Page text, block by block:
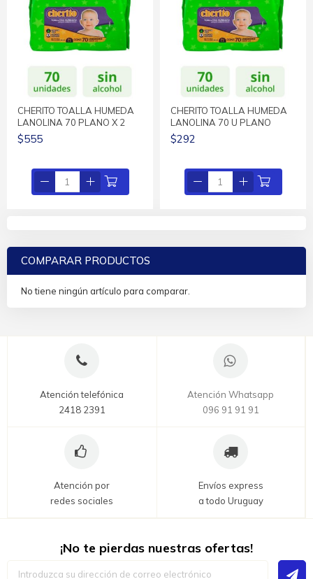
CHERITO TOALLA HUMEDA
LANOLINA 70 PLANO X 2
$555
CHERITO TOALLA HUMEDA
LANOLINA 70 U PLANO
$292
COMPARAR PRODUCTOS
No tiene ningún artículo para comparar.
Atención telefónica
2418 2391
Atención Whatsapp
096 91 91 91
Atención por
redes sociales
Envíos express
a todo Uruguay
¡No te pierdas nuestras ofertas!